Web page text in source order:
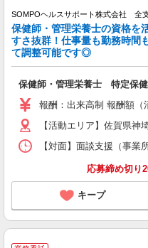
SOMPOヘルスサポート株式会社 全
保健師・管理栄養士の資格を
すさ抜群！仕事量も勤務時間
て調整可能です◎
保健師・管理栄養士 特定保
報酬：出来高制 報酬額
【活動エリア】佐賀県神
【対面】面談支援（事
応募締め切り
キープ